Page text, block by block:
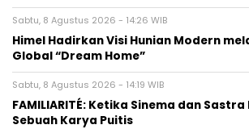
Sabtu, 8 Agustus 2026 - 14:26 WIB
Himel Hadirkan Visi Hunian Modern
Global “Dream Home”
Sabtu, 8 Agustus 2026 - 14:19 WIB
FAMILIARITÉ: Ketika Sinema dan
Sebuah Karya Puitis